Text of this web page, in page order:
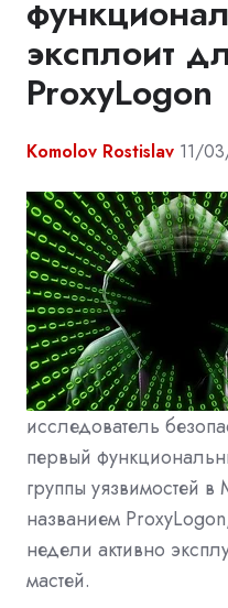
эксплоит
ProxyLogon
Komolov Rostislav 11/
исследователь
первый
группы уязвимостей
названием
недели активно
мастей.